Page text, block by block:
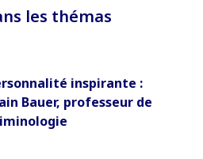
les thémas
inspirante :
Bauer, professeur de